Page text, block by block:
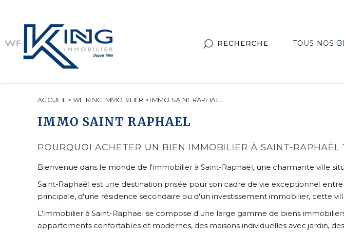
RECHERCHE TOUS NOS
ACCUEIL >WF KING IMMOBILIER > IMMO SAINT RAPHAEL
IMMO SAINT RAPHAEL
POURQUOI ACHETER UN BIEN IMMOBILIER À SAINT-RAPHAËL
Bienvenue dans le monde de l'immobilier à Saint-Raphaël, une charmante ville
Saint-Raphaël est une destination prisée pour son cadre de vie exceptionnel
principale, d'une résidence secondaire ou d'un investissement immobilier, cette
L'immobilier à Saint-Raphaël se compose d'une large gamme de biens
appartements confortables et modernes, des maisons individuelles avec jardin,